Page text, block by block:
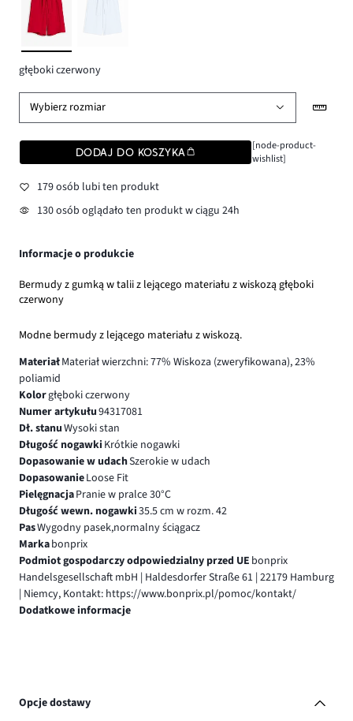
głęboki czerwony
Wybierz rozmiar
DODAJ DO KOSZYKA
[node-product-
wishlist]
179 osób lubi ten produkt
130 osób oglądało ten produkt w ciągu 24h
Informacje o produkcie
Bermudy z gumką w talii z lejącego materiału z wiskozą głęboki
czerwony
Modne bermudy z lejącego materiału z wiskozą.
MateriałMateriał wierzchni: 77% Wiskoza (zweryfikowana), 23%
poliamid
Kolorgłęboki czerwony
Numer artykułu94317081
Dł. stanuWysoki stan
Długość nogawki Krótkie nogawki
Dopasowanie w udachSzerokie w udach
DopasowanieLoose Fit
PielęgnacjaPranie w pralce 30°C
Długość wewn. nogawki35.5 cm w rozm. 42
PasWygodny pasek,normalny ściągacz
Markabonprix
Podmiot gospodarczy odpowiedzialny przed UE bonprix
Handelsgesellschaft mbH | Haldesdorfer Straße 61 | 22179 Hamburg
| Niemcy, Kontakt: https://www.bonprix.pl/pomoc/kontakt/
Dodatkowe informacje
Opcje dostawy